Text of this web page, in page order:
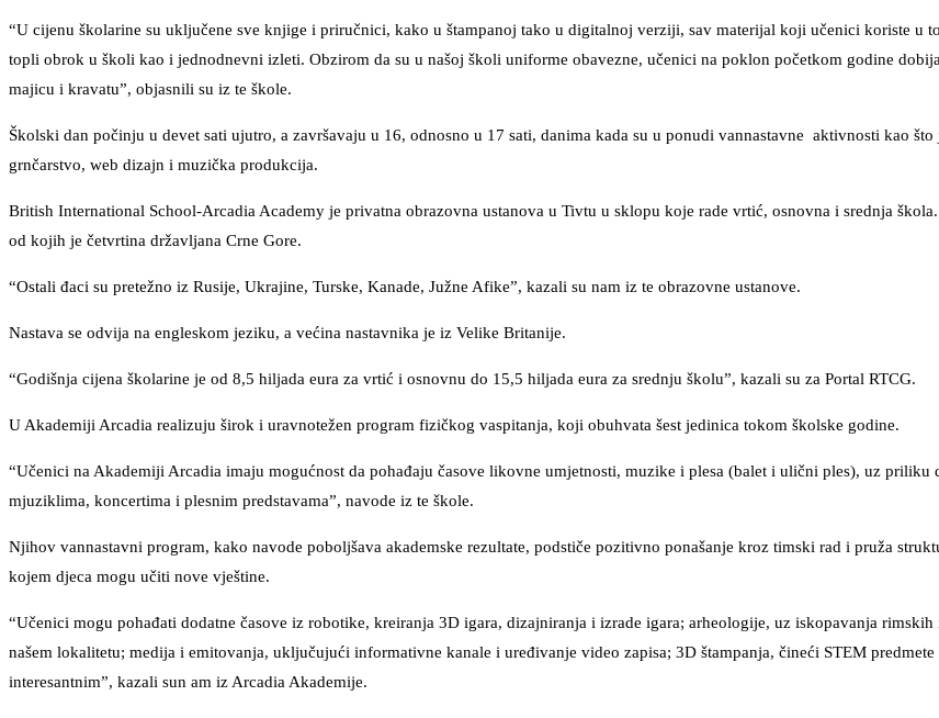
“U cijenu školarine su uključene sve knjige i priručnici, kako u štampanoj tako u digitalnoj verziji, sav materijal koji učenici koriste u
topli obrok u školi kao i jednodnevni izleti. Obzirom da su u našoj školi uniforme obavezne, učenici na poklon početkom godine
majicu i kravatu”, objasnili su iz te škole.
Školski dan počinju u devet sati ujutro, a završavaju u 16, odnosno u 17 sati, danima kada su u ponudi vannastavne aktivnosti kao
grnčarstvo, web dizajn i muzička produkcija.
British International School-Arcadia Academy je privatna obrazovna ustanova u Tivtu u sklopu koje rade vrtić, osnovna i srednja
od kojih je četvrtina državljana Crne Gore.
“Ostali đaci su pretežno iz Rusije, Ukrajine, Turske, Kanade, Južne Afike”, kazali su nam iz te obrazovne ustanove.
Nastava se odvija na engleskom jeziku, a većina nastavnika je iz Velike Britanije.
“Godišnja cijena školarine je od 8,5 hiljada eura za vrtić i osnovnu do 15,5 hiljada eura za srednju školu”, kazali su za Portal RTCG.
U Akademiji Arcadia realizuju širok i uravnotežen program fizičkog vaspitanja, koji obuhvata šest jedinica tokom školske godine.
“Učenici na Akademiji Arcadia imaju mogućnost da pohađaju časove likovne umjetnosti, muzike i plesa (balet i ulični ples), uz priliku
mjuziklima, koncertima i plesnim predstavama”, navode iz te škole.
Njihov vannastavni program, kako navode poboljšava akademske rezultate, podstiče pozitivno ponašanje kroz timski rad i pruža
kojem djeca mogu učiti nove vještine.
“Učenici mogu pohađati dodatne časove iz robotike, kreiranja 3D igara, dizajniranja i izrade igara; arheologije, uz iskopavanja
našem lokalitetu; medija i emitovanja, uključujući informativne kanale i uređivanje video zapisa; 3D štampanja, čineći STEM predmete
interesantnim”, kazali sun am iz Arcadia Akademije.